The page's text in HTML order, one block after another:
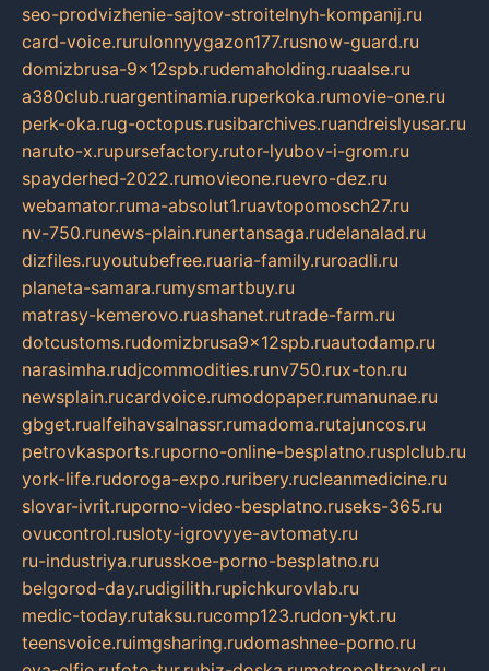
seo-prodvizhenie-sajtov-stroitelnyh-kompanij.ru
card-voice.rurulonnyygazon177.rusnow-guard.ru
domizbrusa-9x12spb.rudemaholding.ruaalse.ru
a380club.ruargentinamia.ruperkoka.rumovie-one.ru
perk-oka.rug-octopus.rusibarchives.ruandreislyusar.ru
naruto-x.rupursefactory.rutor-lyubov-i-grom.ru
spayderhed-2022.rumovieone.ruevro-dez.ru
webamator.ruma-absolut1.ruavtopomosch27.ru
nv-750.runews-plain.runertansaga.rudelanalad.ru
dizfiles.ruyoutubefree.ruaria-family.ruroadli.ru
planeta-samara.rumysmartbuy.ru
matrasy-kemerovo.ruashanet.rutrade-farm.ru
dotcustoms.rudomizbrusa9x12spb.ruautodamp.ru
narasimha.rudjcommodities.runv750.rux-ton.ru
newsplain.rucardvoice.rumodopaper.rumanunae.ru
gbget.rualfeihavsalnassr.rumadoma.rutajuncos.ru
petrovkasports.ruporno-online-besplatno.rusplclub.ru
york-life.rudoroga-expo.ruribery.rucleanmedicine.ru
slovar-ivrit.ruporno-video-besplatno.ruseks-365.ru
ovucontrol.rusloty-igrovyye-avtomaty.ru
ru-industriya.rurusskoe-porno-besplatno.ru
belgorod-day.rudigilith.rupichkurovlab.ru
medic-today.rutaksu.rucomp123.rudon-ykt.ru
teensvoice.ruimgsharing.rudomashnee-porno.ru